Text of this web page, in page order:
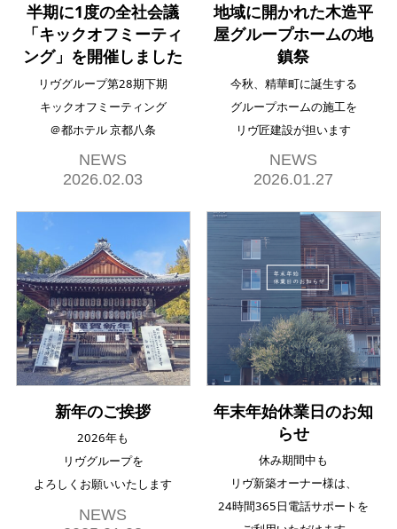
半期に1度の全社会議
「キックオフミーティ
ング」を開催しました
リヴグループ第28期下期
キックオフミーティング
＠都ホテル 京都八条
NEWS
2026.02.03
地域に開かれた木造平
屋グループホームの地
鎮祭
今秋、精華町に誕生する
グループホームの施工を
リヴ匠建設が担います
NEWS
2026.01.27
新年のご挨拶
2026年も
リヴグループを
よろしくお願いいたします
NEWS
年末年始休業日のお知
らせ
休み期間中も
リヴ新築オーナー様は、
24時間365日電話サポートを